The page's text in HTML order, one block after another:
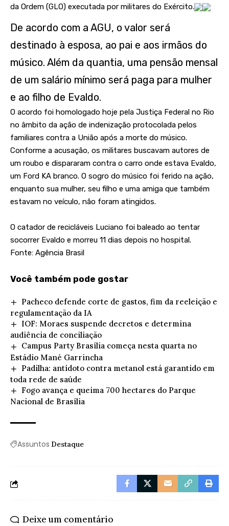
da Ordem (GLO) executada por militares do Exército.
De acordo com a AGU, o valor será
destinado à esposa, ao pai e aos irmãos do
músico. Além da quantia, uma pensão mensal
de um salário mínimo será paga para mulher
e ao filho de Evaldo.
O acordo foi homologado hoje pela Justiça Federal no Rio
no âmbito da ação de indenização protocolada pelos
familiares contra a União após a morte do músico.
Conforme a acusação, os militares buscavam autores de
um roubo e dispararam contra o carro onde estava Evaldo,
um Ford KA branco. O sogro do músico foi ferido na ação,
enquanto sua mulher, seu filho e uma amiga que também
estavam no veículo, não foram atingidos.
O catador de recicláveis Luciano foi baleado ao tentar
socorrer Evaldo e morreu 11 dias depois no hospital.
Fonte: Agência Brasil
Você também pode gostar
Pacheco defende corte de gastos, fim da reeleição e
regulamentação da IA
IOF: Moraes suspende decretos e determina
audiência de conciliação
Campus Party Brasília começa nesta quarta no
Estádio Mané Garrincha
Padilha: antídoto contra metanol está garantido em
toda rede de saúde
Fogo avança e queima 700 hectares do Parque
Nacional de Brasília
Assuntos Destaque
Deixe um comentário